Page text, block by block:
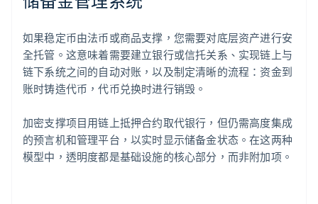
如果稳定币由法币或商品支撑，您需要对底层资产进行安
全托管。这意味着需要建立银行或信托关系、实现链上与
链下系统之间的自动对账，以及制定清晰的流程：资金到
账时铸造代币，代币兑换时进行销毁。
加密支撑项目用链上抵押合约取代银行，但仍需高度集成
的预言机和管理平台，以实时显示储备金状态。在这两种
模型中，透明度都是基础设施的核心部分，而非附加项。